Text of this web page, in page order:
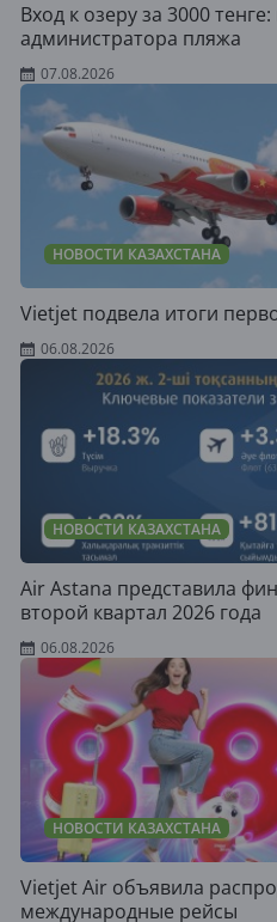
Вход к озеру за 3000
администратора пляжа
07.08.2026
НОВОСТИ КАЗАХСТАНА
Vietjet подвела итоги
06.08.2026
НОВОСТИ КАЗАХСТАНА
Air Astana представила
второй квартал 2026 года
06.08.2026
НОВОСТИ КАЗАХСТАНА
Vietjet Air объявила
международные рейсы